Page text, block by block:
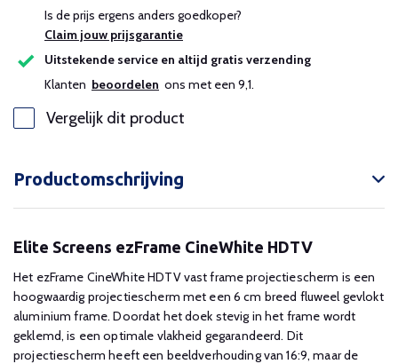
Is de prijs ergens anders goedkoper?
Claim jouw prijsgarantie
Uitstekende service en altijd gratis verzending
Klanten beoordelen ons met een 9,1.
Vergelijk dit product
Productomschrijving
Elite Screens ezFrame CineWhite HDTV
Het ezFrame CineWhite HDTV vast frame projectiescherm is een
hoogwaardig projectiescherm met een 6 cm breed fluweel gevlokt
aluminium frame. Doordat het doek stevig in het frame wordt
geklemd, is een optimale vlakheid gegarandeerd. Dit
projectiescherm heeft een beeldverhouding van 16:9, maar de